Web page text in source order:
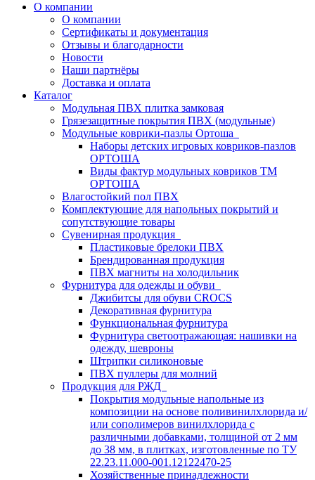
О компании
О компании
Сертификаты и документация
Отзывы и благодарности
Новости
Наши партнёры
Доставка и оплата
Каталог
Модульная ПВХ плитка замковая
Грязезащитные покрытия ПВХ (модульные)
Модульные коврики-пазлы Ортоша
Наборы детских игровых ковриков-пазлов
ОРТОША
Виды фактур модульных ковриков ТМ
ОРТОША
Влагостойкий пол ПВХ
Комплектующие для напольных покрытий и
сопутствующие товары
Сувенирная продукция
Пластиковые брелоки ПВХ
Брендированная продукция
ПВХ магниты на холодильник
Фурнитура для одежды и обуви
Джибитсы для обуви CROCS
Декоративная фурнитура
Функциональная фурнитура
Фурнитура светоотражающая: нашивки на
одежду, шевроны
Штрипки силиконовые
ПВХ пуллеры для молний
Продукция для РЖД
Покрытия модульные напольные из
композиции на основе поливинилхлорида и/
или сополимеров винилхлорида с
различными добавками, толщиной от 2 мм
до 38 мм, в плитках, изготовленные по ТУ
22.23.11.000-001.12122470-25
Хозяйственные принадлежности